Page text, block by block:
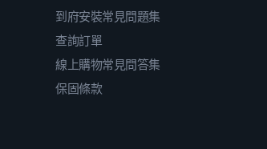
到府安裝常見問題集
查詢訂單
線上購物常見問答集
保固條款